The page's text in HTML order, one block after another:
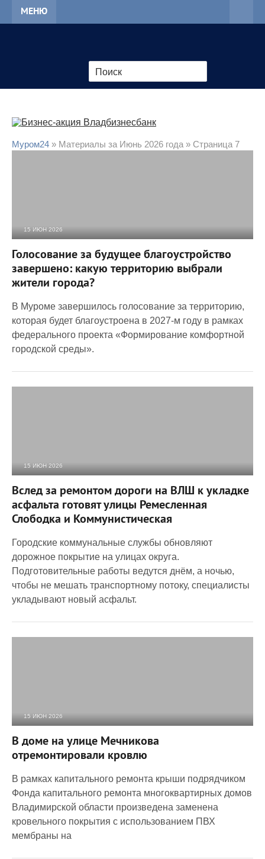
МЕНЮ
Муром24 » Материалы за Июнь 2026 года » Страница 7
15 ИЮН 2026
Голосование за будущее благоустройство
завершено: какую территорию выбрали
жители города?
В Муроме завершилось голосование за территорию,
которая будет благоустроена в 2027-м году в рамках
федерального проекта «Формирование комфортной
городской среды».
15 ИЮН 2026
Вслед за ремонтом дороги на ВЛШ к укладке
асфальта готовят улицы Ремесленная
Слободка и Коммунистическая
Городские коммунальные службы обновляют
дорожное покрытие на улицах округа.
Подготовительные работы ведутся днём, а ночью,
чтобы не мешать транспортному потоку, специалисты
укладывают новый асфальт.
15 ИЮН 2026
В доме на улице Мечникова
отремонтировали кровлю
В рамках капитального ремонта крыши подрядчиком
Фонда капитального ремонта многоквартирных домов
Владимирской области произведена заменена
кровельного покрытия с использованием ПВХ
мембраны на